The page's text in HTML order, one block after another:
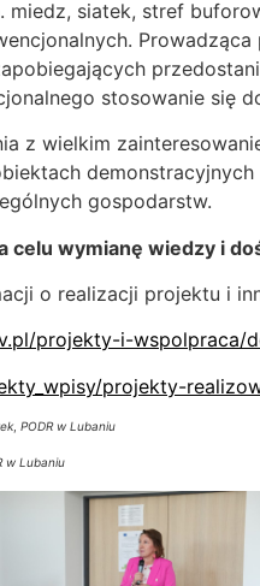
miedz, siatek, stref
stosowanie się
z wielkim
gospodarstw.
celu wymianę wiedzy i
realizacji projektu i
projekty-i-wspolpraca/
projekty-
, PODR w Lubaniu
w Lubaniu